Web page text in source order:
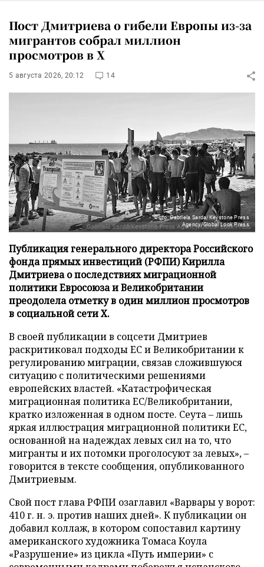
Пост Дмитриева о гибели Европы из-за
мигрантов собрал миллион
просмотров в X
5 августа 2026, 20:12 14
Фото: Gabriela Sarda/Keystone Press
Agency/Global Look Press
Публикация генерального директора Российского
фонда прямых инвестиций (РФПИ) Кирилла
Дмитриева о последствиях миграционной
политики Евросоюза и Великобритании
преодолела отметку в один миллион просмотров
в социальной сети X.
В своей публикации в соцсети Дмитриев
раскритиковал подходы ЕС и Великобритании к
регулированию миграции, связав сложившуюся
ситуацию с политическими решениями
европейских властей. «Катастрофическая
миграционная политика ЕС/Великобритании,
кратко изложенная в одном посте. Сеута – лишь
яркая иллюстрация миграционной политики ЕС,
основанной на надеждах левых сил на то, что
мигранты и их потомки проголосуют за левых», –
говорится в тексте сообщения, опубликованного
Дмитриевым.
Свой пост глава РФПИ озаглавил «Варвары у ворот:
410 г. н. э. против наших дней». К публикации он
добавил коллаж, в котором сопоставил картину
американского художника Томаса Коула
«Разрушение» из цикла «Путь империи» с